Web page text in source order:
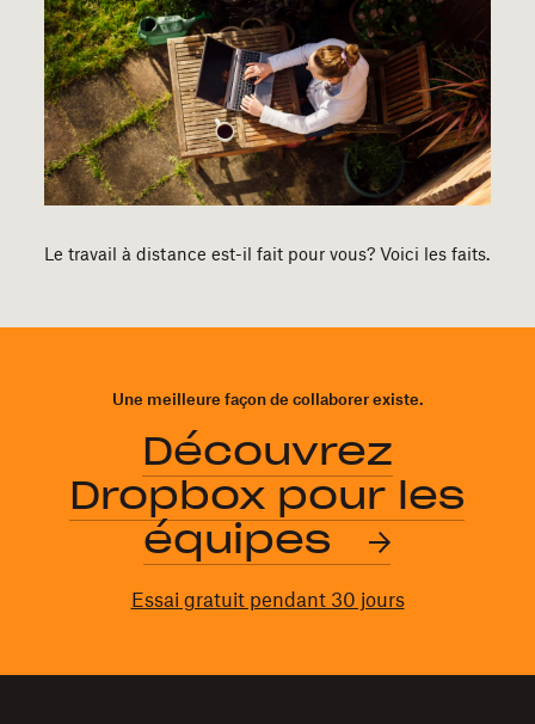
Le travail à distance est-il fait pour vous? Voici les faits.
Une meilleure façon de collaborer existe.
Découvrez
Dropbox pour les
équipes
Essai gratuit pendant 30 jours